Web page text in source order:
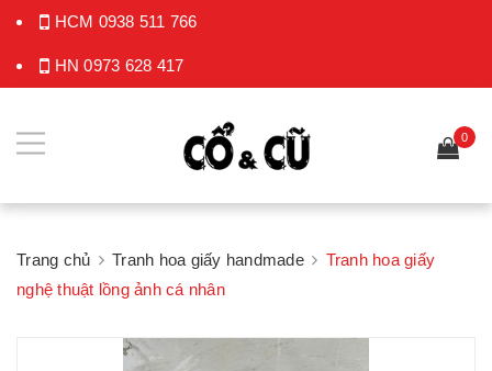
HCM 0938 511 766
HN0973 628 417
0
Trang chủ Tranh hoa giấy handmade
Tranh hoa giấy
nghệ thuật lồng ảnh cá nhân